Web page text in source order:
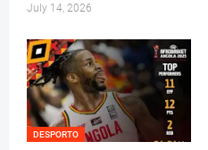
July 14, 2026
DESPORTO